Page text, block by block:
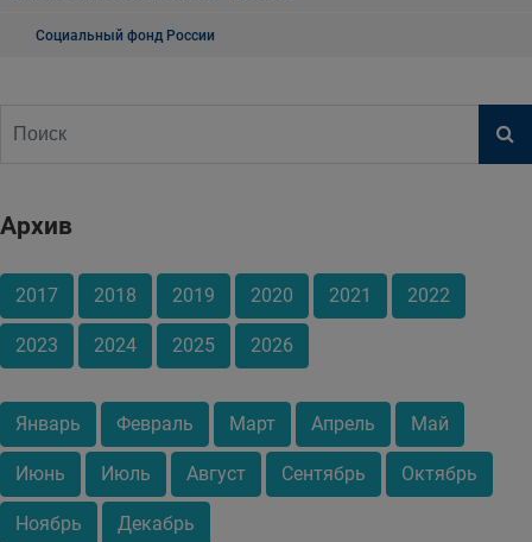
Социальный фонд России
Архив
2017 2018 2019 2020 2021 2022
2023 2024 2025 2026
Январь Февраль Март Апрель Май
Июнь Июль Август Сентябрь Октябрь
Ноябрь Декабрь